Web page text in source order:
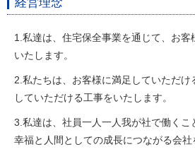
1.私達は、住宅保全事業を通じて、お客
いたします。
2.私たちは、お客様に満足していただ
していただける工事をいたします。
3.私達は、社員一人一人我が社で働くこ
幸福と人間としての成長につながる会社